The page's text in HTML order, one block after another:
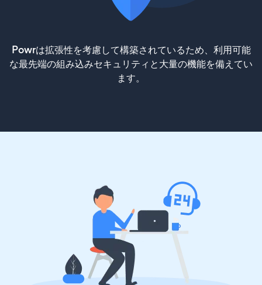
Powrは拡張性を考慮して構築されているため、利用可能
な最先端の組み込みセキュリティと大量の機能を備えてい
ます。